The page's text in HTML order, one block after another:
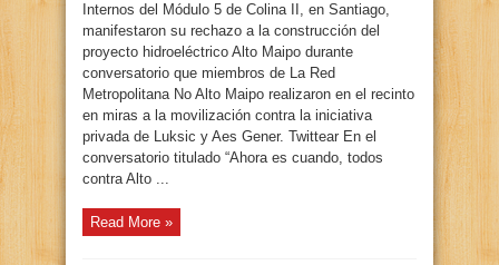
Internos del Módulo 5 de Colina II, en Santiago,
manifestaron su rechazo a la construcción del
proyecto hidroeléctrico Alto Maipo durante
conversatorio que miembros de La Red
Metropolitana No Alto Maipo realizaron en el recinto
en miras a la movilización contra la iniciativa
privada de Luksic y Aes Gener. Twittear En el
conversatorio titulado “Ahora es cuando, todos
contra Alto ...
Read More »